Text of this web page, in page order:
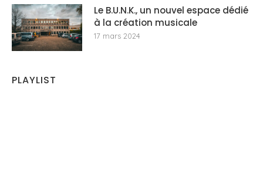
Le B.U.N.K., un nouvel espace dédié
à la création musicale
17 mars 2024
PLAYLIST